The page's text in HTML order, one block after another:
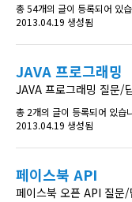
총 54개의 글이 등록되어 있
2013.04.19 생성됨
JAVA 프로그래밍
JAVA 프로그래밍 질문/
총 2개의 글이 등록되어 있습
2013.04.19 생성됨
페이스북 API
페이스북 오픈 API 질문